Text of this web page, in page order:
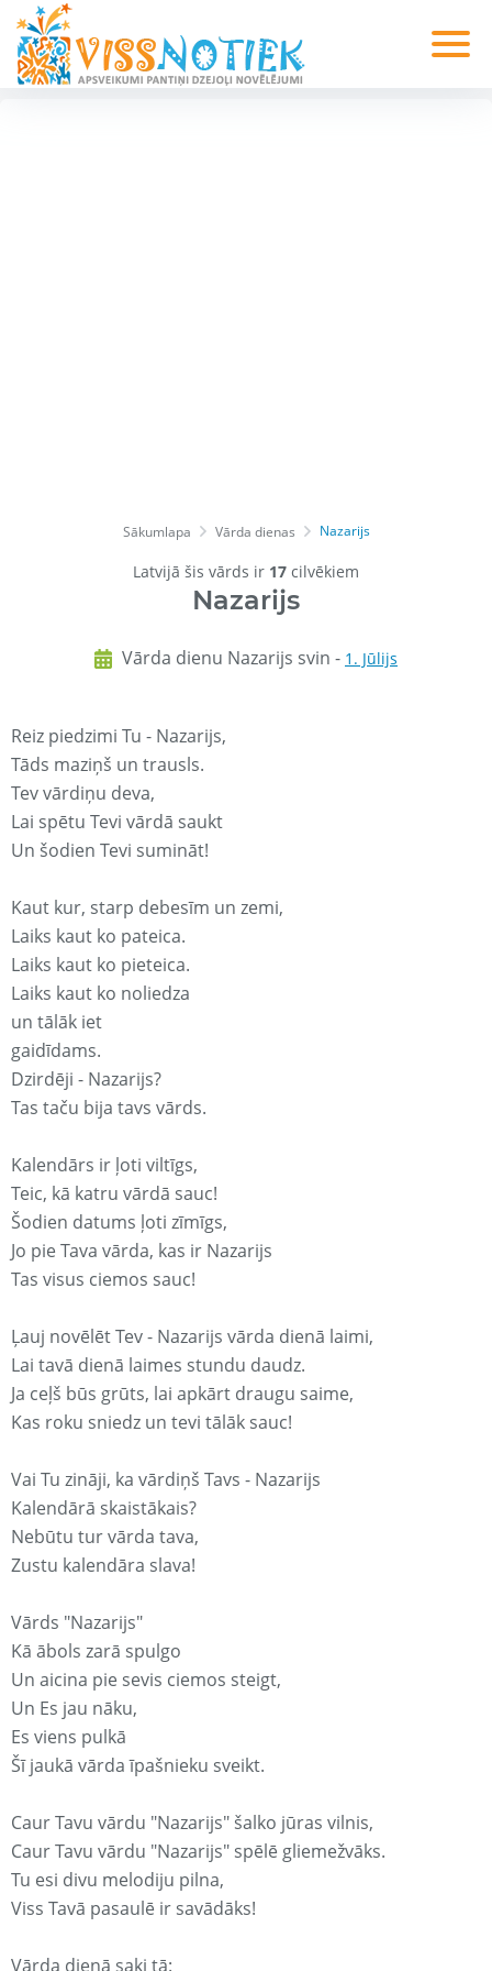
Sākumlapa Vārda dienas Nazarijs
Latvijā šis vārds ir 17 cilvēkiem
Nazarijs
Vārda dienu Nazarijs svin - 1. Jūlijs
Reiz piedzimi Tu - Nazarijs,
Tāds maziņš un trausls.
Tev vārdiņu deva,
Lai spētu Tevi vārdā saukt
Un šodien Tevi sumināt!
Kaut kur, starp debesīm un zemi,
Laiks kaut ko pateica.
Laiks kaut ko pieteica.
Laiks kaut ko noliedza
un tālāk iet
gaidīdams.
Dzirdēji - Nazarijs?
Tas taču bija tavs vārds.
Kalendārs ir ļoti viltīgs,
Teic, kā katru vārdā sauc!
Šodien datums ļoti zīmīgs,
Jo pie Tava vārda, kas ir Nazarijs
Tas visus ciemos sauc!
Ļauj novēlēt Tev - Nazarijs vārda dienā laimi,
Lai tavā dienā laimes stundu daudz.
Ja ceļš būs grūts, lai apkārt draugu saime,
Kas roku sniedz un tevi tālāk sauc!
Vai Tu zināji, ka vārdiņš Tavs - Nazarijs
Kalendārā skaistākais?
Nebūtu tur vārda tava,
Zustu kalendāra slava!
Vārds "Nazarijs"
Kā ābols zarā spulgo
Un aicina pie sevis ciemos steigt,
Un Es jau nāku,
Es viens pulkā
Šī jaukā vārda īpašnieku sveikt.
Caur Tavu vārdu "Nazarijs" šalko jūras vilnis,
Caur Tavu vārdu "Nazarijs" spēlē gliemežvāks.
Tu esi divu melodiju pilna,
Viss Tavā pasaulē ir savādāks!
Vārda dienā saki tā: